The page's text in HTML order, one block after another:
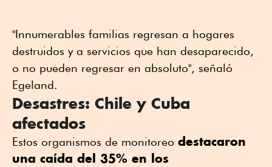
"Innumerables familias regresan a hogares
destruidos y a servicios que han desaparecido,
o no pueden regresar en absoluto", señaló
Egeland.
Desastres: Chile y Cuba
afectados
Estos organismos de monitoreo destacaron
una caída del 35% en los